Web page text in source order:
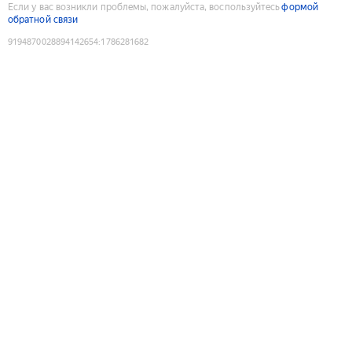
Если у вас возникли проблемы, пожалуйста, воспользуйтесьформой
обратной связи
9194870028894142654:1786281682